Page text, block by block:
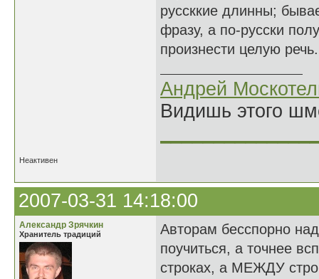
руссккие длинны;
фразу, а по-русски
произнести целую речь.
Андрей
Видишь этого
Неактивен
2007-03-31 14:18:00
Александр Зрячкин
Хранитель традиций
Авторам бесспорно
поучиться, а точнее
строках, а МЕЖДУ